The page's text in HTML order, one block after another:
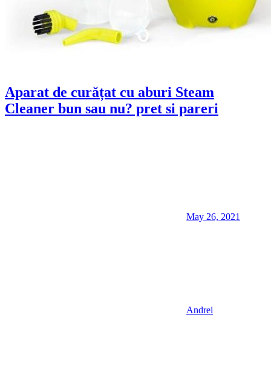
Aparat de curățat cu aburi Steam
Cleaner bun sau nu? pret si pareri
May 26, 2021
Andrei